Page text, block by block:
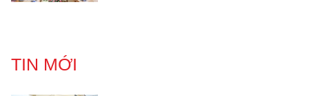
TIN MỚI